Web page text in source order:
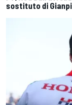
sostituto di